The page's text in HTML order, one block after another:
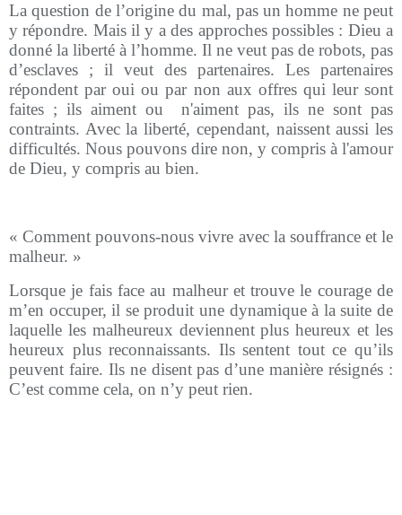
La question de l’origine du mal, pas un homme ne peut
y répondre. Mais il y a des approches possibles : Dieu a
donné la liberté à l’homme. Il ne veut pas de robots, pas
d’esclaves ; il veut des partenaires. Les partenaires
répondent par oui ou par non aux offres qui leur sont
faites ; ils aiment ou
n'aiment pas, ils ne sont pas
contraints. Avec la liberté, cependant, naissent aussi les
difficultés. Nous pouvons dire non, y compris à l'amour
de Dieu, y compris au bien.
« Comment pouvons-nous vivre avec la souffrance et le
malheur. »
Lorsque je fais face au malheur et trouve le courage de
m’en occuper, il se produit une dynamique à la suite de
laquelle les malheureux deviennent plus heureux et les
heureux plus reconnaissants. Ils sentent tout ce qu’ils
peuvent faire. Ils ne disent pas d’une manière résignés :
C’est comme cela, on n’y peut rien.